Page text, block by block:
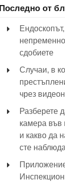
Последно от
сдобиете
Случаи, в
чрез
Разберете
камера във
и какво да
сте